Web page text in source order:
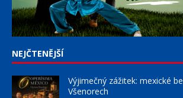
NEJČTENĚJŠÍ
Výjimečný zážitek: mexické
Všenorech